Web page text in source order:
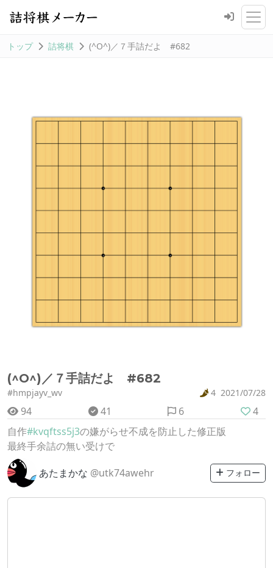
トップ 詰将棋 (^O^)／７手詰だよ #682
(^O^)／７手詰だよ #682
#hmpjayv_wv 4 2021/07/28
94 41 6
4
自作#kvqftss5j3の嫌がらせ不成を防止した修正版
最終手余詰の無い受けで
あたまかな @utk74awehr フォロー